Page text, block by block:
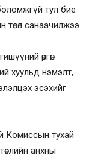
тул бие
санаачилжээ.
өргөн
хуульд нэмэлт,
эсэхийг
Комиссын тухай
анхны